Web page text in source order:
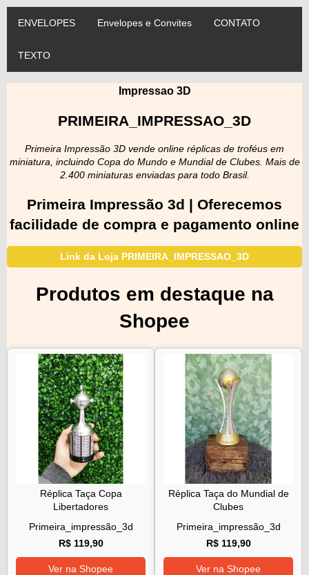
ENVELOPES Envelopes e Convites CONTATO
TEXTO
Impressao 3D
PRIMEIRA_IMPRESSAO_3D
Primeira Impressão 3D vende online réplicas de troféus em
miniatura, incluindo Copa do Mundo e Mundial de Clubes. Mais de
2.400 miniaturas enviadas para todo Brasil.
Primeira Impressão 3d | Oferecemos
facilidade de compra e pagamento online
Link da Loja PRIMEIRA_IMPRESSAO_3D
Produtos em destaque na
Shopee
Réplica Taça Copa
Libertadores
Primeira_impressão_3d
R$ 119,90
Ver na Shopee
Réplica Taça do Mundial de
Clubes
Primeira_impressão_3d
R$ 119,90
Ver na Shopee